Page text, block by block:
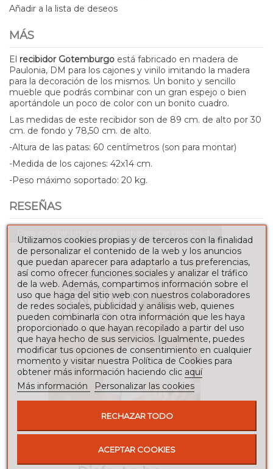
Añadir a la lista de deseos
MÁS
El recibidor Gotemburgo está fabricado en madera de
Paulonia, DM para los cajones y vinilo imitando la madera
para la decoración de los mismos. Un bonito y sencillo
mueble que podrás combinar con un gran espejo o bien
aportándole un poco de color con un bonito cuadro.
Las medidas de este recibidor son de 89 cm. de alto por 30
cm. de fondo y 78,50 cm. de alto.
-Altura de las patas: 60 centímetros (son para montar)
-Medida de los cajones: 42x14 cm.
-Peso máximo soportado: 20 kg.
RESEÑAS
Utilizamos cookies propias y de terceros con la finalidad
de personalizar el contenido de la web y los anuncios
que puedan aparecer para adaptarlo a tus preferencias,
así como ofrecer funciones sociales y analizar el tráfico
de la web. Además, compartimos información sobre el
uso que haga del sitio web con nuestros colaboradores
de redes sociales, publicidad y análisis web, quienes
pueden combinarla con otra información que les haya
proporcionado o que hayan recopilado a partir del uso
que haya hecho de sus servicios. Igualmente, puedes
modificar tus opciones de consentimiento en cualquier
momento y visitar nuestra Política de Cookies para
obtener más información haciendo clic aquí
Más información
Personalizar las cookies
RECHAZAR TODO
ACEPTAR COOKIES